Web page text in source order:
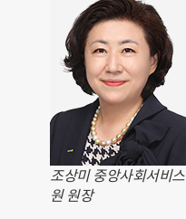
조상미 중앙사회서비스
원 원장